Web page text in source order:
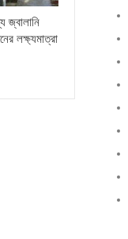
জ্বালানি
লক্ষ্যমাত্রা